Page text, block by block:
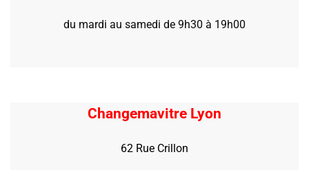
du mardi au samedi de 9h30 à 19h00
Changemavitre Lyon
62 Rue Crillon